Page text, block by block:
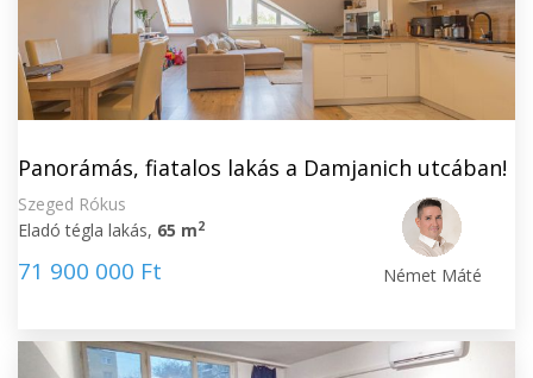
Panorámás, fiatalos lakás a Damjanich utcában!
Szeged Rókus
Eladó tégla lakás, 65 m2
71 900 000 Ft Német Máté